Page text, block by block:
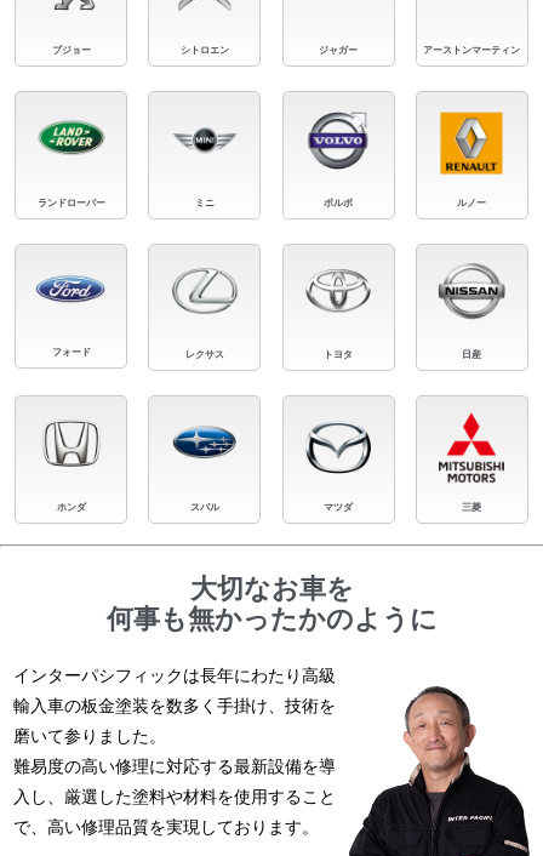
プジョー シトロエン ジャガー アーストンマーティン
ランドローバー ミニ ボルボ ルノー
フォード レクサス トヨタ 日産
ホンダ スバル マツダ 三菱
大切なお車を
何事も無かったかのように
インターパシフィックは長年にわたり高級
輸入車の板金塗装を数多く手掛け、技術を
磨いて参りました。
難易度の高い修理に対応する最新設備を導
入し、厳選した塗料や材料を使用すること
で、高い修理品質を実現しております。